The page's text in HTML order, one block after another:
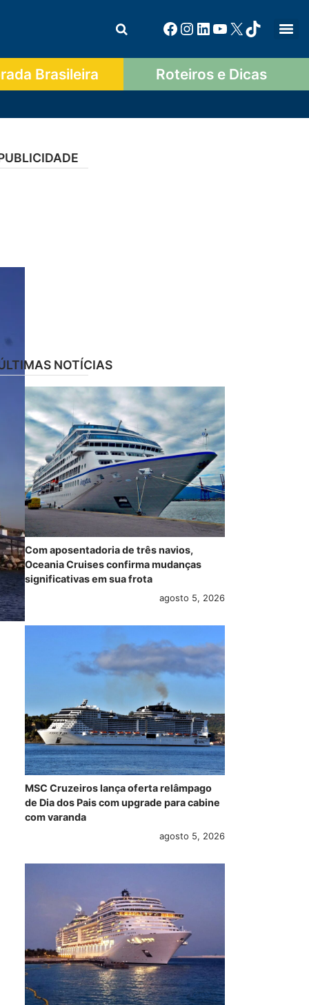
Brasileira Roteiros e Dicas
NOTÍCIAS
Com aposentadoria de três navios,
Oceania Cruises confirma mudanças
significativas em sua frota
agosto 5, 2026
MSC Cruzeiros lança oferta relâmpago
de Dia dos Pais com upgrade para cabine
com varanda
agosto 5, 2026